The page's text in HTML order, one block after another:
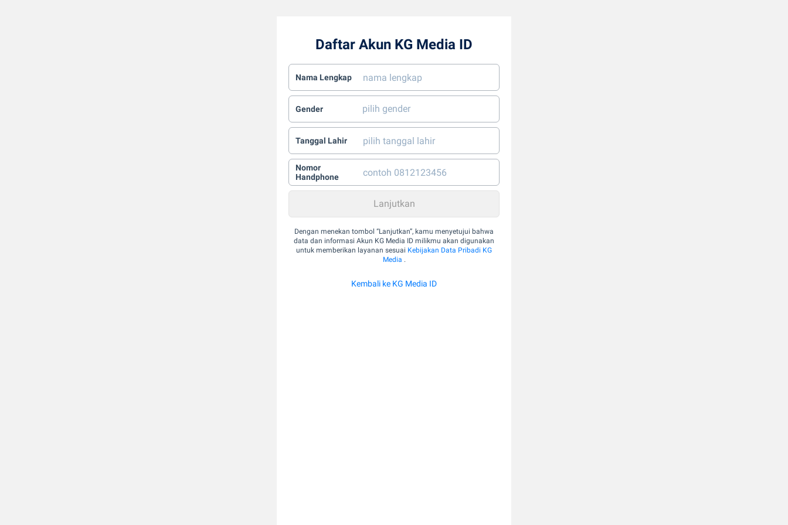
Daftar Akun KG Media ID
Nama Lengkap
Gender
Tanggal Lahir
Nomor
Handphone
Dengan menekan tombol “Lanjutkan”, kamu menyetujui bahwa
data dan informasi Akun KG Media ID milikmu akan digunakan
untuk memberikan layanan sesuai Kebijakan Data Pribadi KG
Media .
Kembali ke KG Media ID